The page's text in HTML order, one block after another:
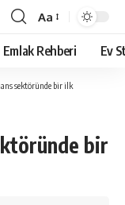
Yazı
Tipi
Boyutlandırıcı
Aa
Emlak Rehberi Ev
sektöründe bir ilk
bir